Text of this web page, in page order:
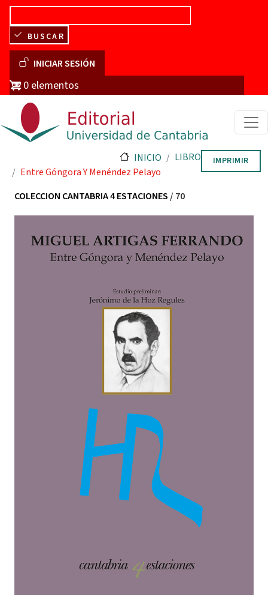
Pasar al contenido principal
BUSCAR
Menú de cuenta de usuario
INICIAR SESIÓN
0 elementos
INICIO
LIBRO
Entre Góngora Y Menéndez Pelayo
IMPRIMIR
COLECCION CANTABRIA 4 ESTACIONES/ 70